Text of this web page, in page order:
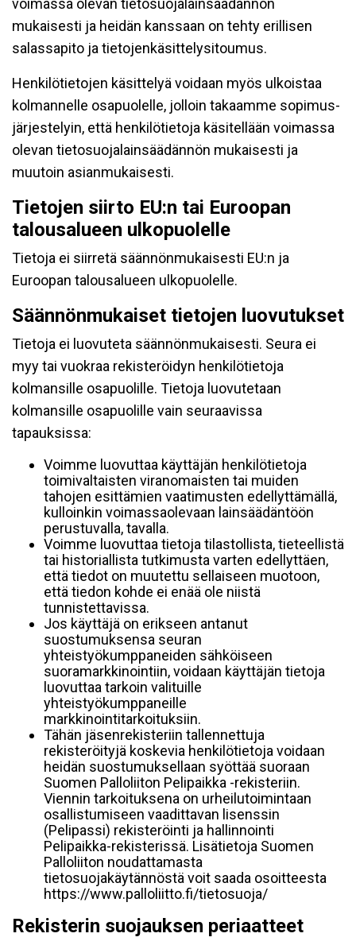
voimassa olevan tietosuojalainsäädännön
mukaisesti ja heidän kanssaan on tehty erillisen
salassapito ja tietojenkäsittelysitoumus.
Henkilötietojen käsittelyä voidaan myös ulkoistaa
kolmannelle osapuolelle, jolloin takaamme sopimus-
järjestelyin, että henkilötietoja käsitellään voimassa
olevan tietosuojalainsäädännön mukaisesti ja
muutoin asianmukaisesti.
Tietojen siirto EU:n tai Euroopan
talousalueen ulkopuolelle
Tietoja ei siirretä säännönmukaisesti EU:n ja
Euroopan talousalueen ulkopuolelle.
Säännönmukaiset tietojen luovutukset
Tietoja ei luovuteta säännönmukaisesti. Seura ei
myy tai vuokraa rekisteröidyn henkilötietoja
kolmansille osapuolille. Tietoja luovutetaan
kolmansille osapuolille vain seuraavissa
tapauksissa:
Voimme luovuttaa käyttäjän henkilötietoja
toimivaltaisten viranomaisten tai muiden
tahojen esittämien vaatimusten edellyttämällä,
kulloinkin voimassaolevaan lainsäädäntöön
perustuvalla, tavalla.
Voimme luovuttaa tietoja tilastollista, tieteellistä
tai historiallista tutkimusta varten edellyttäen,
että tiedot on muutettu sellaiseen muotoon,
että tiedon kohde ei enää ole niistä
tunnistettavissa.
Jos käyttäjä on erikseen antanut
suostumuksensa seuran
yhteistyökumppaneiden sähköiseen
suoramarkkinointiin, voidaan käyttäjän tietoja
luovuttaa tarkoin valituille
yhteistyökumppaneille
markkinointitarkoituksiin.
Tähän jäsenrekisteriin tallennettuja
rekisteröityjä koskevia henkilötietoja voidaan
heidän suostumuksellaan syöttää suoraan
Suomen Palloliiton Pelipaikka -rekisteriin.
Viennin tarkoituksena on urheilutoimintaan
osallistumiseen vaadittavan lisenssin
(Pelipassi) rekisteröinti ja hallinnointi
Pelipaikka-rekisterissä. Lisätietoja Suomen
Palloliiton noudattamasta
tietosuojakäytännöstä voit saada osoitteesta
https://www.palloliitto.fi/tietosuoja/
Rekisterin suojauksen periaatteet